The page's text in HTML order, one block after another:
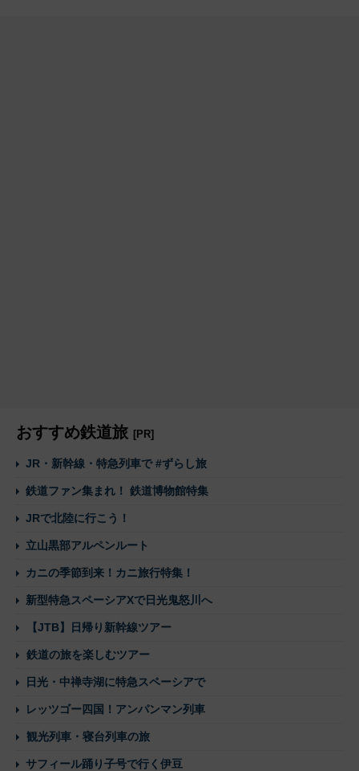
おすすめ鉄道旅 [PR]
JR・新幹線・特急列車で #ずらし旅
鉄道ファン集まれ！ 鉄道博物館特集
JRで北陸に行こう！
立山黒部アルペンルート
カニの季節到来！カニ旅行特集！
新型特急スペーシアXで日光鬼怒川へ
【JTB】日帰り新幹線ツアー
鉄道の旅を楽しむツアー
日光・中禅寺湖に特急スペーシアで
レッツゴー四国！アンパンマン列車
観光列車・寝台列車の旅
サフィール踊り子号で行く伊豆